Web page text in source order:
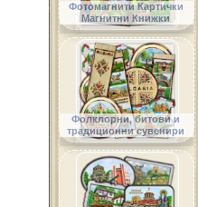
Фотомагнити Картички
Магнитни Книжки
Фолклорни, битови и
традиционни сувенири